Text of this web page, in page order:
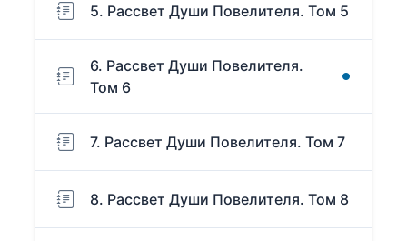
5. Рассвет Души Повелителя. Том 5
6. Рассвет Души Повелителя.
Том 6
7. Рассвет Души Повелителя. Том 7
8. Рассвет Души Повелителя. Том 8